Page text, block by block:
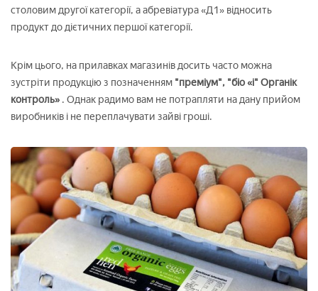
столовим другої категорії, а абревіатура «Д1» відносить
продукт до дієтичних першої категорії.
Крім цього, на прилавках магазинів досить часто можна
зустріти продукцію з позначенням "преміум", "біо «і" Органік
контроль» . Однак радимо вам не потрапляти на дану прийом
виробників і не переплачувати зайві гроші.